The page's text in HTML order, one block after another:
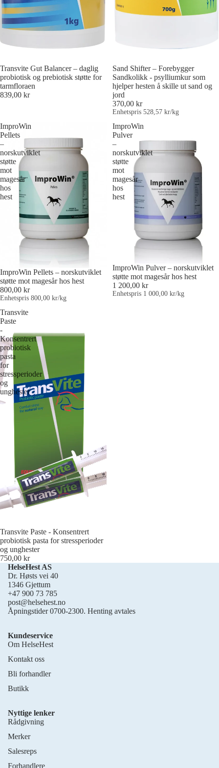
Transvite Gut Balancer – daglig
probiotisk og prebiotisk støtte for
tarmfloraen
839,00 kr
Sand Shifter – Forebygger
Sandkolikk - psylliumkur som
hjelper hesten å skille ut sand og
jord
370,00 kr
Enhetspris 528,57 kr/kg
ImproWin
Pellets
–
norskutviklet
støtte
mot
magesår
hos
hest
ImproWin Pellets – norskutviklet
støtte mot magesår hos hest
800,00 kr
Enhetspris 800,00 kr/kg
ImproWin
Pulver
–
norskutviklet
støtte
mot
magesår
hos
hest
ImproWin Pulver – norskutviklet
støtte mot magesår hos hest
1 200,00 kr
Enhetspris 1 000,00 kr/kg
Transvite
Paste
-
Konsentrert
probiotisk
pasta
for
stressperioder
og
unghester
Transvite Paste - Konsentrert
probiotisk pasta for stressperioder
og unghester
750,00 kr
HelseHest AS
Dr. Høsts vei 40
1346 Gjettum
+47 900 73 785
post@helsehest.no
Åpningstider 0700-2300. Henting avtales
Kundeservice
Om HelseHest
Kontakt oss
Bli forhandler
Butikk
Nyttige lenker
Rådgivning
Merker
Salesreps
ForhandlerePersonvernerklæring